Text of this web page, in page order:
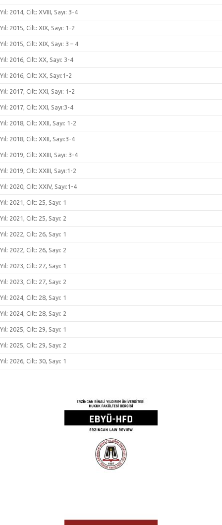
Yıl: 2014, Cilt: XVIII, Sayı: 3-4
Yıl: 2015, Cilt: XIX, Sayı: 1-2
Yıl: 2015, Cilt: XIX, Sayı: 3 – 4
Yıl: 2016, Cilt: XX, Sayı: 3-4
Yıl: 2016, Cilt: XX, Sayı:1-2
Yıl: 2017, Cilt: XXI, Sayı: 1-2
Yıl: 2017, Cilt: XXI, Sayı:3-4
Yıl: 2018, Cilt: XXII, Sayı: 1-2
Yıl: 2018, Cilt: XXII, Sayı:3-4
Yıl: 2019, Cilt: XXIII, Sayı: 3-4
Yıl: 2019, Cilt: XXIII, Sayı:1-2
Yıl: 2020, Cilt: XXIV, Sayı:1-4
Yıl: 2021, Cilt: 25, Sayı: 1
Yıl: 2021, Cilt: 25, Sayı: 2
Yıl: 2022, Cilt: 26, Sayı: 1
Yıl: 2022, Cilt: 26, Sayı: 2
Yıl: 2023, Cilt: 27, Sayı: 1
Yıl: 2023, Cilt: 27, Sayı: 2
Yıl: 2024, Cilt: 28, Sayı: 1
Yıl: 2024, Cilt: 28, Sayı: 2
Yıl: 2025, Cilt: 29, Sayı: 1
Yıl: 2025, Cilt: 29, Sayı: 2
Yıl: 2026, Cilt: 30, Sayı: 1